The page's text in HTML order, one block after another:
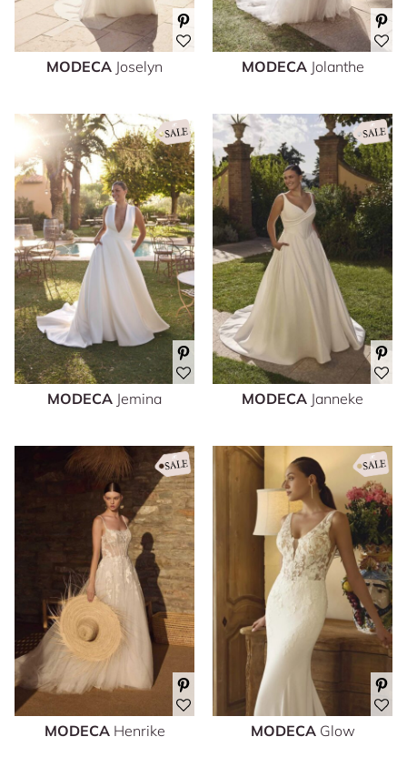
MODECA Joselyn MODECA Jolanthe
MODECA Jemina MODECA Janneke
MODECA Henrike MODECA Glow